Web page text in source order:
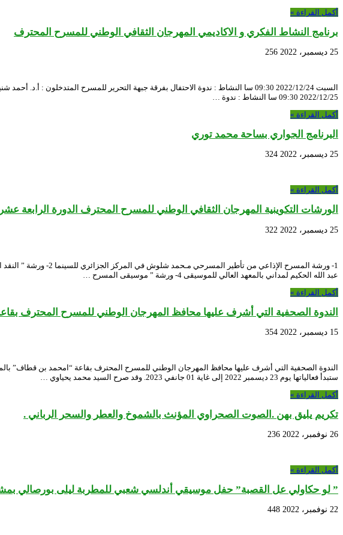
أكمل القراءة »
برنامج النشاط الفكري و الاكاديمي المهرجان الثقافي الوطني للمسرح المحترف
25 ديسمبر، 2022 256
السبت 2022/12/24 09:30 سا النشاط : ندوة الاحتفال بفرقة جبهة التحرير للمسرح
2022/12/25 09:30 سا النشاط : ندوة …
أكمل القراءة »
البرنامج الجواري بساحة محمد توري
25 ديسمبر، 2022 324
أكمل القراءة »
الورشات التكوينية المهرجان الثقافي الوطني للمسرح المحترف الدورة الرابعة
25 ديسمبر، 2022 322
عبد الله الحكيم لمداني بالمعهد العالي للموسيقى 4- ورشة ” موسيقى المسرح …
أكمل القراءة »
الندوة الصحفية التي أشرف عليها محافظ المهرجان الوطني للمسرح المحترف
15 ديسمبر، 2022 354
ستبدأ فعالياتها يوم 23 ديسمبر 2022 إلى غاية 01 جانفي 2023. وقد صرح السيد محمد يحياوي …
أكمل القراءة »
تكريم يليق بهن .الصوت الصحراوي المؤنث بالشموخ والعطر والسحر الرباني .
26 نوفمبر، 2022 236
أكمل القراءة »
” لو حكاولي عل القصبة” حفل موسيقي أندلسي شعبي للمطربة ليلى بورصالي
22 نوفمبر، 2022 448